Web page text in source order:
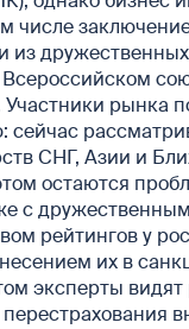
числе
из
Всероссийском
Участники рынка
сейчас
СНГ, Азии и
остаются
с
рейтингов у
их в
эксперты видят